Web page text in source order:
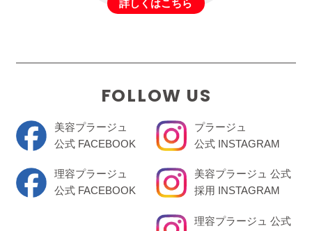
詳しくはこちら
FOLLOW US
美容プラージュ
公式 FACEBOOK
理容プラージュ
公式 FACEBOOK
プラージュ
公式 INSTAGRAM
美容プラージュ 公式
採用 INSTAGRAM
理容プラージュ 公式